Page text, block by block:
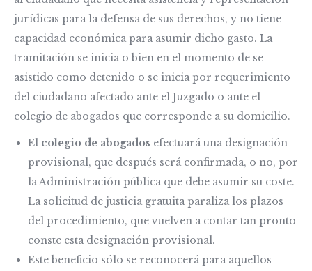
jurídicas para la defensa de sus derechos, y no tiene
capacidad económica para asumir dicho gasto. La
tramitación se inicia o bien en el momento de se
asistido como detenido o se inicia por requerimiento
del ciudadano afectado ante el Juzgado o ante el
colegio de abogados que corresponde a su domicilio.
El colegio de abogados efectuará una designación
provisional, que después será confirmada, o no, por
la Administración pública que debe asumir su coste.
La solicitud de justicia gratuita paraliza los plazos
del procedimiento, que vuelven a contar tan pronto
conste esta designación provisional.
Este beneficio sólo se reconocerá para aquellos